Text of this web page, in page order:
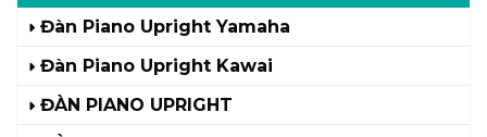
Đàn Piano Upright Yamaha
Đàn Piano Upright Kawai
ĐÀN PIANO UPRIGHT